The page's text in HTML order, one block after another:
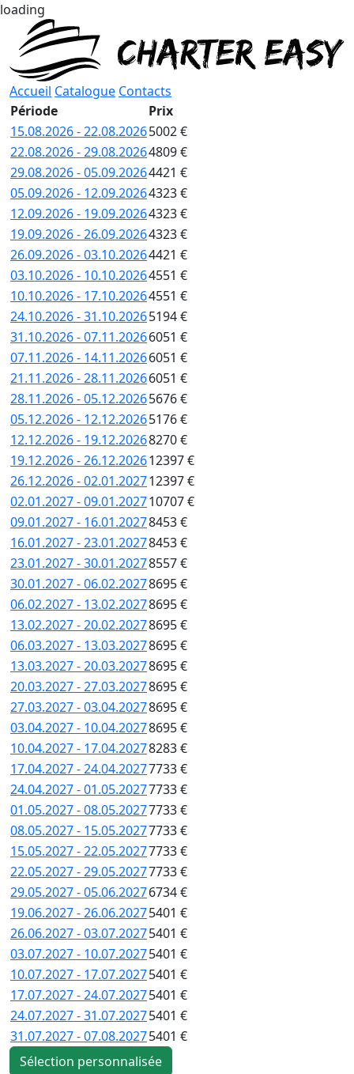
loading
Accueil Catalogue Contacts
Période
Prix
15.08.2026 - 22.08.20265002 €
22.08.2026 - 29.08.20264809 €
29.08.2026 - 05.09.20264421 €
05.09.2026 - 12.09.20264323 €
12.09.2026 - 19.09.20264323 €
19.09.2026 - 26.09.20264323 €
26.09.2026 - 03.10.20264421 €
03.10.2026 - 10.10.20264551 €
10.10.2026 - 17.10.20264551 €
24.10.2026 - 31.10.20265194 €
31.10.2026 - 07.11.20266051 €
07.11.2026 - 14.11.20266051 €
21.11.2026 - 28.11.20266051 €
28.11.2026 - 05.12.20265676 €
05.12.2026 - 12.12.20265176 €
12.12.2026 - 19.12.20268270 €
19.12.2026 - 26.12.202612397 €
26.12.2026 - 02.01.202712397 €
02.01.2027 - 09.01.202710707 €
09.01.2027 - 16.01.20278453 €
16.01.2027 - 23.01.20278453 €
23.01.2027 - 30.01.20278557 €
30.01.2027 - 06.02.20278695 €
06.02.2027 - 13.02.20278695 €
13.02.2027 - 20.02.20278695 €
06.03.2027 - 13.03.20278695 €
13.03.2027 - 20.03.20278695 €
20.03.2027 - 27.03.20278695 €
27.03.2027 - 03.04.20278695 €
03.04.2027 - 10.04.20278695 €
10.04.2027 - 17.04.20278283 €
17.04.2027 - 24.04.20277733 €
24.04.2027 - 01.05.20277733 €
01.05.2027 - 08.05.20277733 €
08.05.2027 - 15.05.20277733 €
15.05.2027 - 22.05.20277733 €
22.05.2027 - 29.05.20277733 €
29.05.2027 - 05.06.20276734 €
19.06.2027 - 26.06.20275401 €
26.06.2027 - 03.07.20275401 €
03.07.2027 - 10.07.20275401 €
10.07.2027 - 17.07.20275401 €
17.07.2027 - 24.07.20275401 €
24.07.2027 - 31.07.20275401 €
31.07.2027 - 07.08.20275401 €
Sélection personnalisée